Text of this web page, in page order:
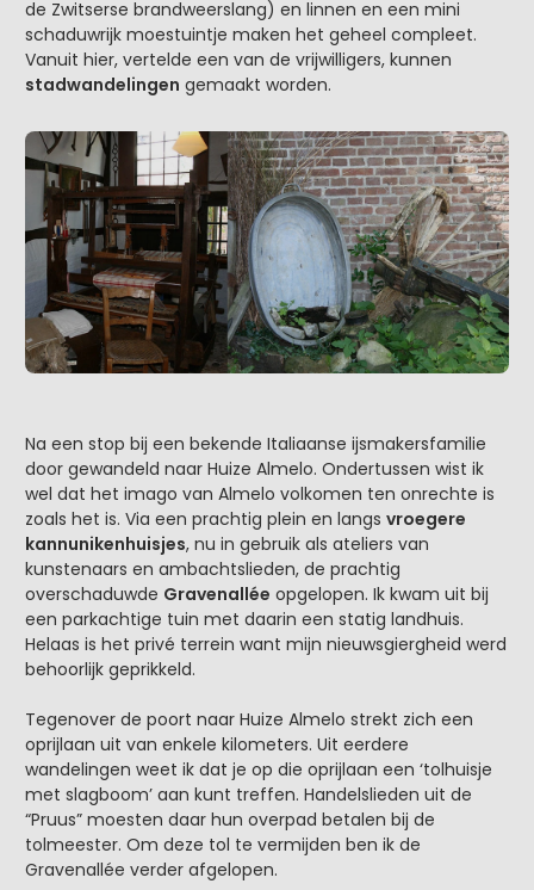
de Zwitserse brandweerslang) en linnen en een mini
schaduwrijk moestuintje maken het geheel compleet.
Vanuit hier, vertelde een van de vrijwilligers, kunnen
stadwandelingen gemaakt worden.
Na een stop bij een bekende Italiaanse ijsmakersfamilie
door gewandeld naar Huize Almelo. Ondertussen wist ik
wel dat het imago van Almelo volkomen ten onrechte is
zoals het is. Via een prachtig plein en langs vroegere
kannunikenhuisjes, nu in gebruik als ateliers van
kunstenaars en ambachtslieden, de prachtig
overschaduwde Gravenallée opgelopen. Ik kwam uit bij
een parkachtige tuin met daarin een statig landhuis.
Helaas is het privé terrein want mijn nieuwsgiergheid werd
behoorlijk geprikkeld.
Tegenover de poort naar Huize Almelo strekt zich een
oprijlaan uit van enkele kilometers. Uit eerdere
wandelingen weet ik dat je op die oprijlaan een ‘tolhuisje
met slagboom’ aan kunt treffen. Handelslieden uit de
“Pruus” moesten daar hun overpad betalen bij de
tolmeester. Om deze tol te vermijden ben ik de
Gravenallée verder afgelopen.